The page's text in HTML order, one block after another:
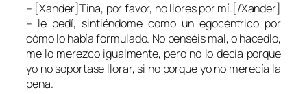
– [Xander]Tina, por favor, no llores por mí.[/Xander]
– le pedí, sintiéndome como un egocéntrico por
cómo lo había formulado. No penséis mal, o hacedlo,
me lo merezco igualmente, pero no lo decía porque
yo no soportase llorar, si no porque yo no merecía la
pena.